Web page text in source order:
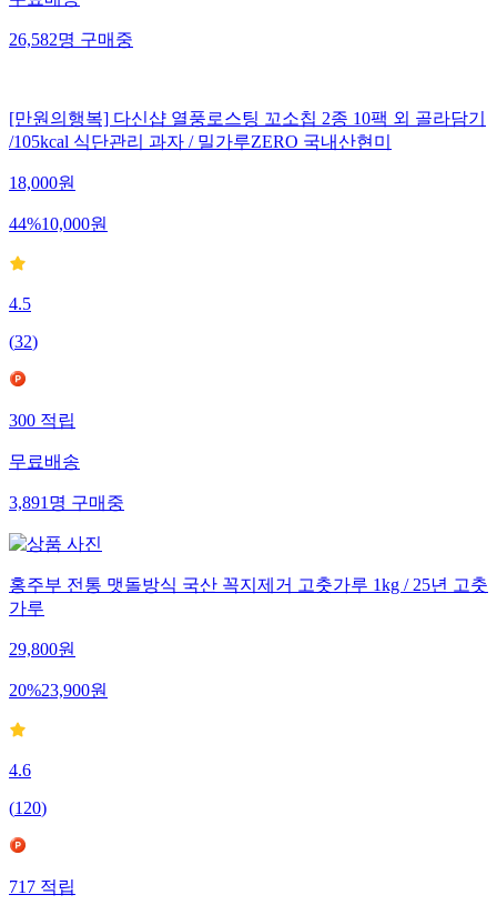
26,582명구매중
[만원의행복] 다신샵 열풍로스팅 꼬소칩 2종 10팩 외 골라담기
/105kcal 식단관리 과자 / 밀가루ZERO 국내산현미
18,000원
44%10,000원
4.5
(32)
300적립
무료배송
3,891명구매중
홍주부 전통 맷돌방식 국산 꼭지제거 고춧가루 1kg / 25년 고춧
가루
29,800원
20%23,900원
4.6
(120)
717적립